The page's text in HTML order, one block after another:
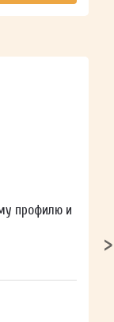
профилю и